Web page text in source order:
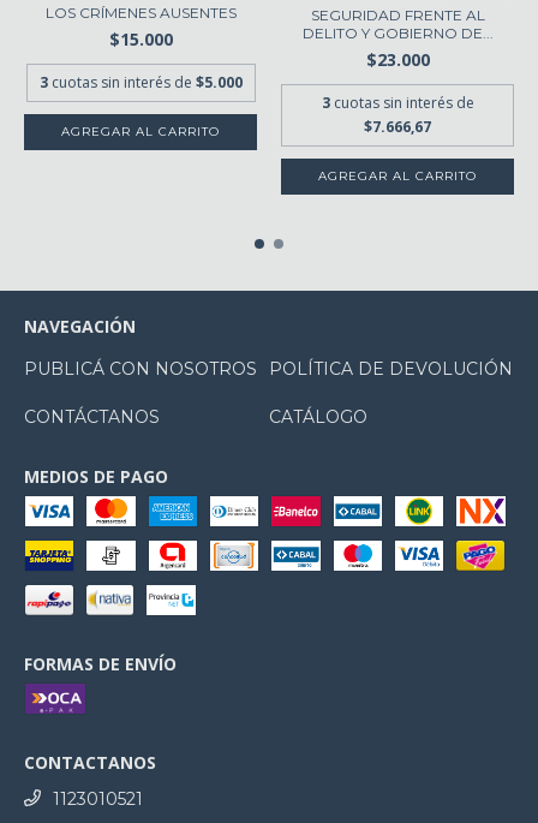
LOS CRÍMENES AUSENTES
$15.000
3 cuotas sin interés de $5.000
SEGURIDAD FRENTE AL
DELITO Y GOBIERNO DE...
$23.000
3 cuotas sin interés de
$7.666,67
NAVEGACIÓN
PUBLICÁ CON NOSOTROS POLÍTICA DE DEVOLUCIÓN
CONTÁCTANOS CATÁLOGO
MEDIOS DE PAGO
FORMAS DE ENVÍO
CONTACTANOS
1123010521